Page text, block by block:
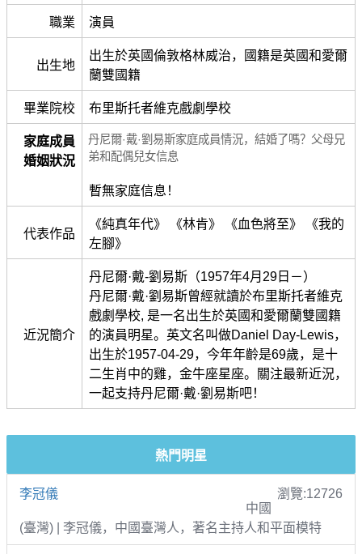
職業 演員
出生地
出生於英國倫敦格林威治，國籍是英國和愛爾
蘭雙國籍
畢業院校 布里斯托者維克戲劇學校
家庭成員
婚姻狀況
丹尼爾·戴·劉易斯家庭成員情況，結婚了嗎？父母兄
弟和配偶兒女信息
暫無家庭信息！
代表作品
《純真年代》 《林肯》 《血色將至》 《我的
左腳》
近況簡介
丹尼爾·戴-劉易斯（1957年4月29日－）
丹尼爾·戴·劉易斯曾經就讀於布里斯托者維克
戲劇學校, 是一名出生於英國和愛爾蘭雙國籍
的演員明星。英文名叫做Daniel Day-Lewis，
出生於1957-04-29，今年年齡是69歲，是十
二生肖中的雞，金牛座星座。關注最新近況，
一起支持丹尼爾·戴·劉易斯吧！
熱門明星
李冠儀
瀏覽:12726
中國
(臺灣) | 李冠儀，中國臺灣人，著名主持人和平面模特